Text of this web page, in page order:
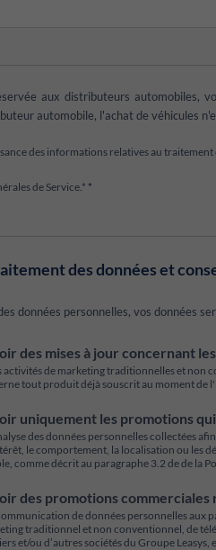
aux distributeurs automobiles,
automobile, l'achat de véhicules
des informations relatives au traitement
de Service.* *
des données et
données personnelles, vos données
des mises à jour concernant
de marketing traditionnelles et non
tout produit déjà souscrit au moment
uniquement les promotions
des données personnelles collectées
le comportement, la localisation ou les
comme décrit au paragraphe 3.2 de de la
des promotions
de données personnelles aux
traditionnel et non conventionnel, de
et/ou d’autres sociétés du Groupe